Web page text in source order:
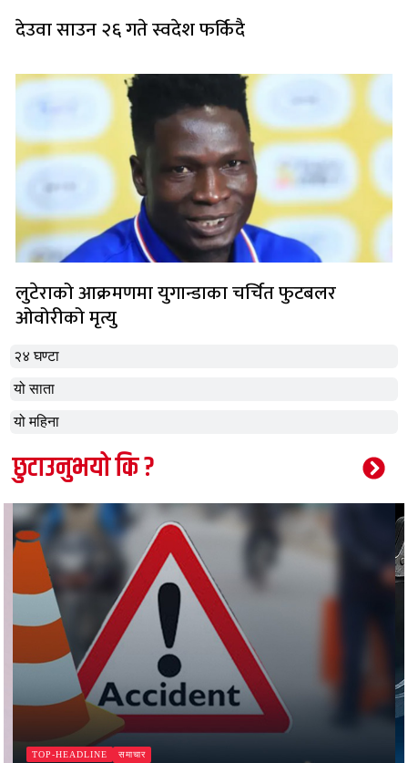
२४ घण्टा
यो साता
यो महिना
देउवा साउन २६ गते स्वदेश फर्किदै
लुटेराको आक्रमणमा युगान्डाका चर्चित फुटबलर
ओवोरीको मृत्यु
छुटाउनुभयो कि ?
TOP-HEADLINE समाचार